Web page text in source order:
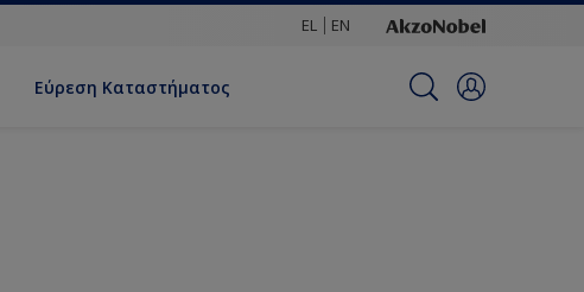
EL EN
Εύρεση Καταστήματος